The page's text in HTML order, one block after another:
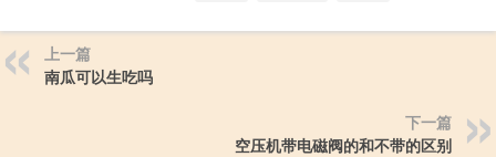
上一篇
南瓜可以生吃吗
下一篇
空压机带电磁阀的和不带的区别